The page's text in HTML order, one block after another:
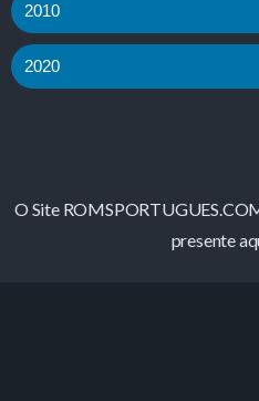
2010
2020
O Site
presente